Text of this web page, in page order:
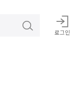
로그인